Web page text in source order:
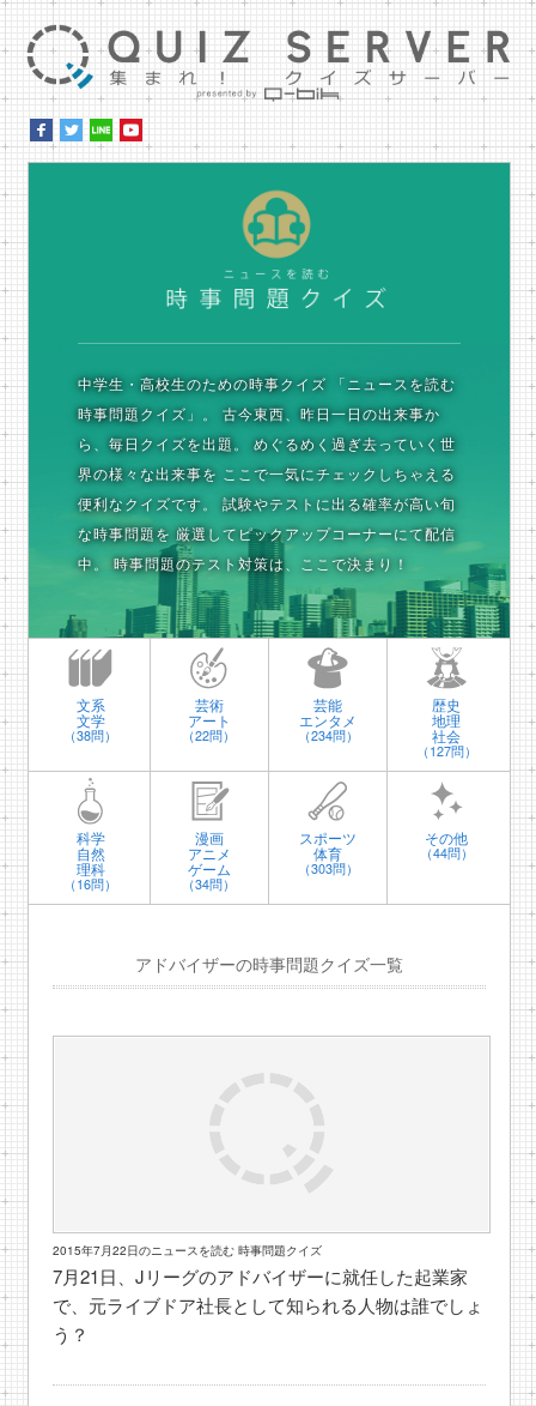
中学生・高校生のための時事クイズ 「ニュースを読む
時事問題クイズ」。
古今東西、昨日一日の出来事か
ら、毎日クイズを出題。
めぐるめく過ぎ去っていく世
界の様々な出来事を ここで一気にチェックしちゃえる
便利なクイズです。
試験やテストに出る確率が高い旬
な時事問題を 厳選してピックアップコーナーにて配信
中。
時事問題のテスト対策は、ここで決まり！
文系
文学
（38問）
芸術
アート
（22問）
芸能
エンタメ
（234問）
歴史
地理
社会
（127問）
科学
自然
理科
（16問）
漫画
アニメ
ゲーム
（34問）
スポーツ
体育
（303問）
その他
（44問）
アドバイザーの時事問題クイズ一覧
2015年7月22日のニュースを読む 時事問題クイズ
7月21日、Jリーグのアドバイザーに就任した起業家
で、元ライブドア社長として知られる人物は誰でしょ
う？